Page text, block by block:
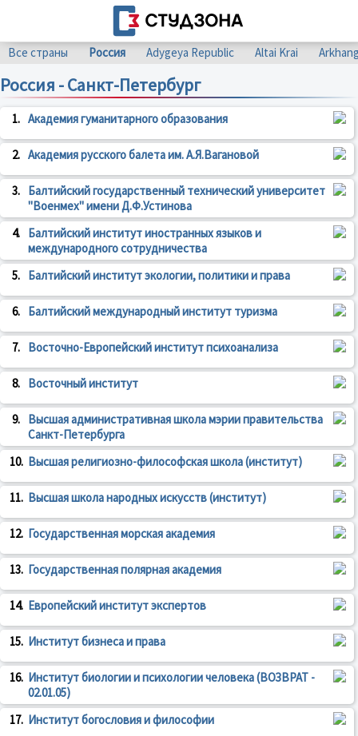
Все страны Россия Adygeya Republic Altai Krai
Россия - Санкт-Петербург
1. Академия гуманитарного образования
2. Академия русского балета им. А.Я.Вагановой
3.
Балтийский государственный технический университет
"Военмех" имени Д.Ф.Устинова
4.
Балтийский институт иностранных языков и
международного сотрудничества
5.
Балтийский институт экологии, политики и права
6. Балтийский международный институт туризма
7. Восточно-Европейский институт психоанализа
8. Восточный институт
9.
Высшая административная школа мэрии правительства
Санкт-Петербурга
10. Высшая религиозно-философская школа (институт)
11. Высшая школа народных искусств (институт)
12. Государственная морская академия
13. Государственная полярная академия
14. Европейский институт экспертов
15. Институт бизнеса и права
16. Институт биологии и психологии человека (ВОЗВРАТ -
02.01.05)
17. Институт богословия и философии